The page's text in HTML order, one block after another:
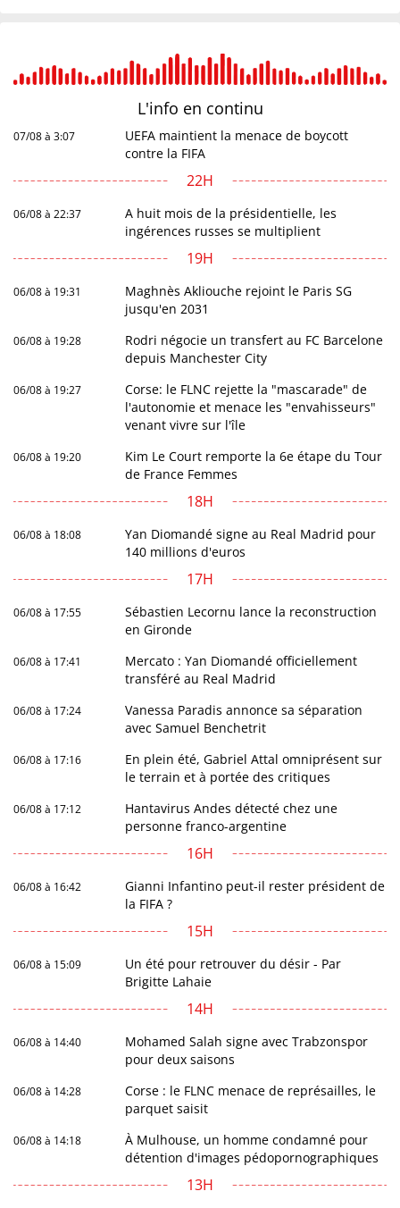
L'info en continu
07/08 à 3:07
UEFA maintient la menace de boycott
contre la FIFA
22H
06/08 à 22:37
A huit mois de la présidentielle, les
ingérences russes se multiplient
19H
06/08 à 19:31
Maghnès Akliouche rejoint le Paris SG
jusqu'en 2031
06/08 à 19:28
Rodri négocie un transfert au FC Barcelone
depuis Manchester City
06/08 à 19:27
Corse: le FLNC rejette la "mascarade" de
l'autonomie et menace les "envahisseurs"
venant vivre sur l'île
06/08 à 19:20
Kim Le Court remporte la 6e étape du Tour
de France Femmes
18H
06/08 à 18:08
Yan Diomandé signe au Real Madrid pour
140 millions d'euros
17H
06/08 à 17:55
Sébastien Lecornu lance la reconstruction
en Gironde
06/08 à 17:41
Mercato : Yan Diomandé officiellement
transféré au Real Madrid
06/08 à 17:24
Vanessa Paradis annonce sa séparation
avec Samuel Benchetrit
06/08 à 17:16
En plein été, Gabriel Attal omniprésent sur
le terrain et à portée des critiques
06/08 à 17:12
Hantavirus Andes détecté chez une
personne franco-argentine
16H
06/08 à 16:42
Gianni Infantino peut-il rester président de
la FIFA ?
15H
06/08 à 15:09
Un été pour retrouver du désir - Par
Brigitte Lahaie
14H
06/08 à 14:40
Mohamed Salah signe avec Trabzonspor
pour deux saisons
06/08 à 14:28
Corse : le FLNC menace de représailles, le
parquet saisit
06/08 à 14:18
À Mulhouse, un homme condamné pour
détention d'images pédopornographiques
13H